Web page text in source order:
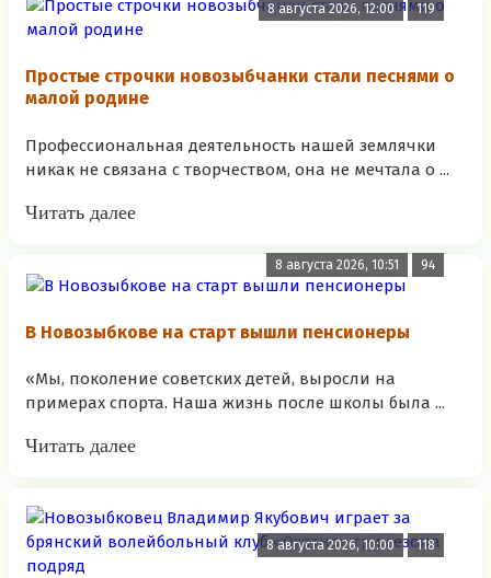
8 августа 2026, 12:00 119
Простые строчки новозыбчанки стали песнями о
малой родине
Профессиональная деятельность нашей землячки
никак не связана с творчеством, она не мечтала о ...
Читать далее
8 августа 2026, 10:51 94
В Новозыбкове на старт вышли пенсионеры
«Мы, поколение советских детей, выросли на
примерах спорта. Наша жизнь после школы была ...
Читать далее
8 августа 2026, 10:00 118